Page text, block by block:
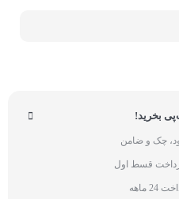
بخرید!
قسط اول